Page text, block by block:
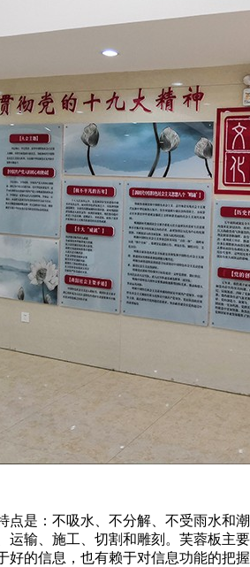
是：不吸水、不分解、不受雨水和
输、施工、切割和雕刻。芙蓉板
的信息，也有赖于对信息功能的把